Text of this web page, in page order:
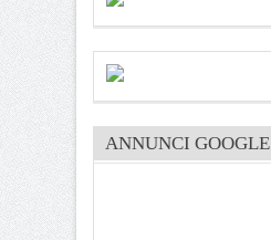
ANNUNCI GOOGLE